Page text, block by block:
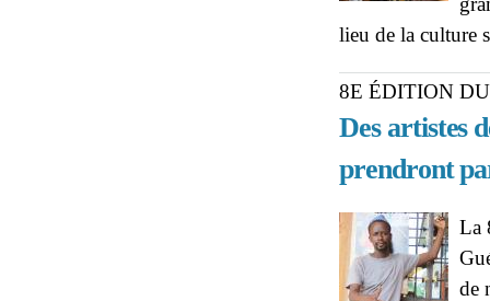
lieu de la culture
8E ÉDITION
Des artistes
prendront
La
de